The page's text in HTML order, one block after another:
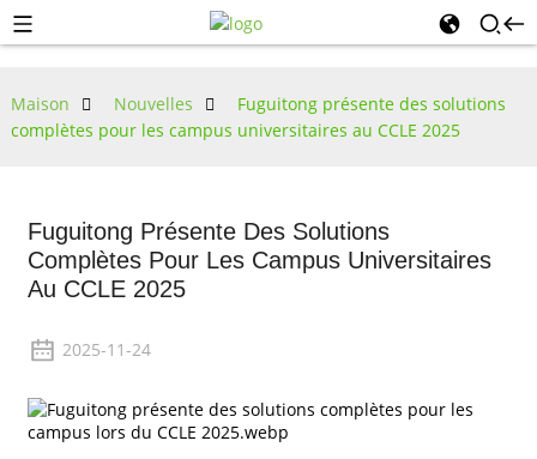
Maison Nouvelles
Fuguitong présente des solutions
complètes pour les campus universitaires au CCLE 2025
Fuguitong Présente Des Solutions
Complètes Pour Les Campus Universitaires
Au CCLE 2025
2025-11-24